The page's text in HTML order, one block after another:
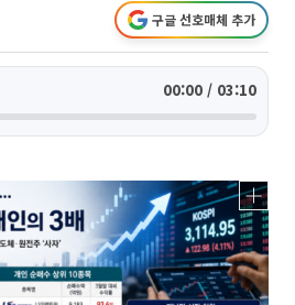
구글 선호매체 추가
00:00 / 03:10